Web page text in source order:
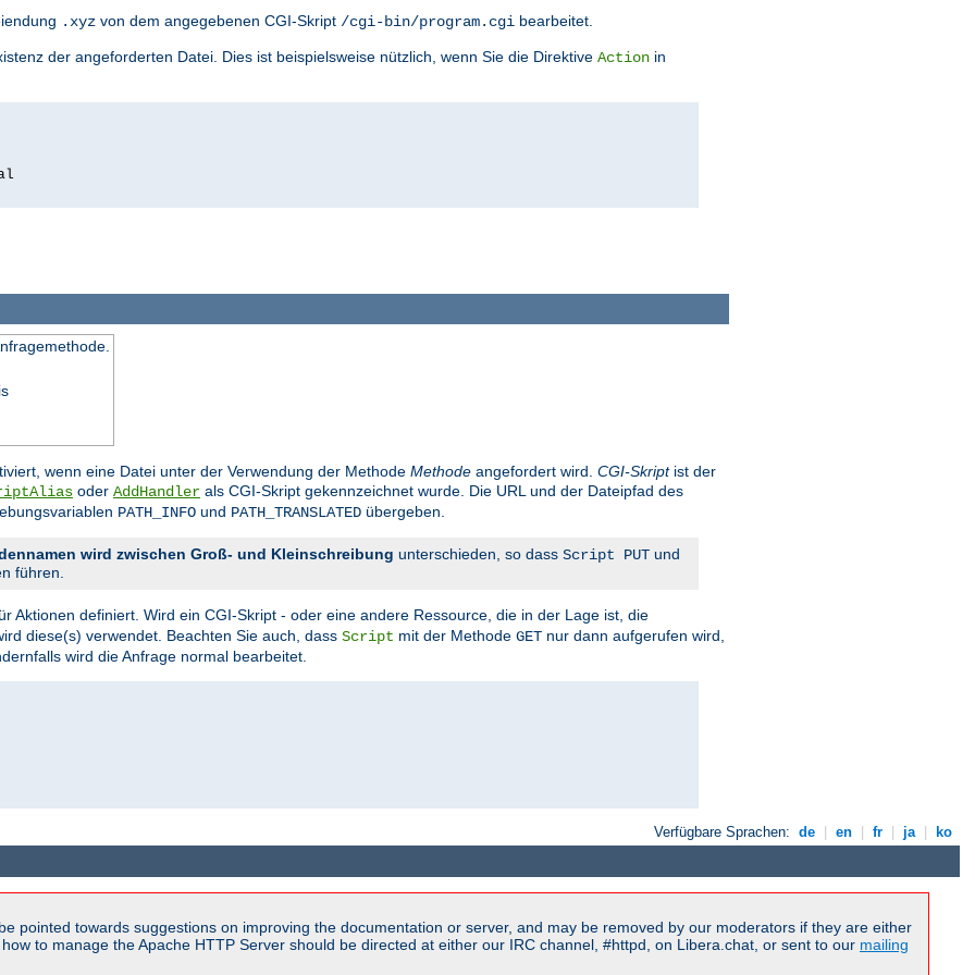
.xyz von dem angegebenen CGI-Skript /cgi-bin/program.cgi bearbeitet.
der angeforderten Datei. Dies ist beispielsweise nützlich, wenn Sie die Direktive Action in
wenn eine Datei unter der Verwendung der Methode Methode angefordert wird. CGI-Skriptist der
oder AddHandler als CGI-Skript gekennzeichnet wurde. Die URL und der Dateipfad des
PATH_INFO und PATH_TRANSLATED übergeben.
wird zwischen Groß- und Kleinschreibung unterschieden, so dass Script PUT und
führen.
Aktionen definiert. Wird ein CGI-Skript - oder eine andere Ressource, die in der Lage ist, die
diese(s) verwendet. Beachten Sie auch, dass Script mit der Methode GET nur dann aufgerufen wird,
wird die Anfrage normal bearbeitet.
Verfügbare Sprachen: de en fr ja ko
pointed towards suggestions on improving the documentation or server, and may be removed by our moderators if they are either
to manage the Apache HTTP Server should be directed at either our IRC channel, #httpd, on Libera.chat, or sent to our mailing